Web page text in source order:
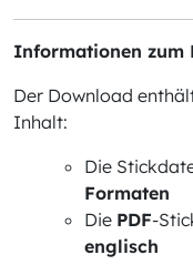
Informationen zum
Der Download
Inhalt:
Die
Formaten
Die PDF-
englisch